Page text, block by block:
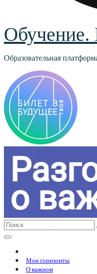
Образовательная
Мои горизонты
О важном